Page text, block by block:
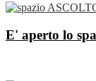
E' aperto lo